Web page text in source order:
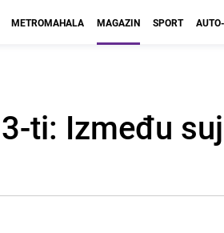
METROMAHALA MAGAZIN SPORT
ti: Između